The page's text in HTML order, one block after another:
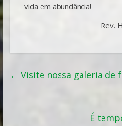
vida em abundância!
Rev.
← Visite nossa galeria de
É